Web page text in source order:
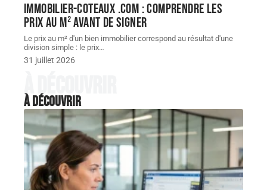
Immobilier-coteaux .com : comprendre les
prix au m² avant de signer
Le prix au m² d'un bien immobilier correspond au résultat d'une
division simple : le prix…
31 juillet 2026
À découvrir
À découvrir